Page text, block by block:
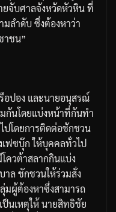
จับศาลจังหวัดหัวหินที่
มลำดับซึ่งต้องหาว่า
าชน”
ปอง และนายอนุสรณ์
กันโดยแบ่งหน้าที่กันทำ
โดยการติดต่อชักชวน
ฟซบุ๊ก ให้บุคคลทั่วไป
ควต้าสลากกินแบ่ง
าล ชักชวนให้ร่วมสั่ง
มผู้ต้องหาซึ่งสามารถ
เป็นเหตุให้นายสิทธิชัย